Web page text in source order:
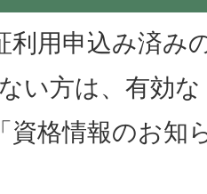
利用申込み済み
い方は、有効
資格情報のお知